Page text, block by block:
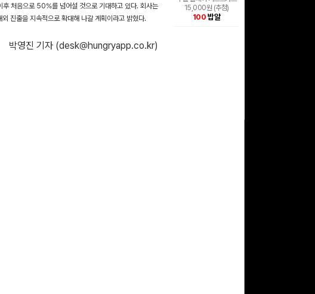
처음으로 50%를 넘어설 것으로 기대하고 있다. 회사는
진출을 지속적으로 확대해 나갈 계획이라고 밝혔다.
박영진 기자 (desk@hungryapp.co.kr)
15,000원 (추첨)
100 밥알